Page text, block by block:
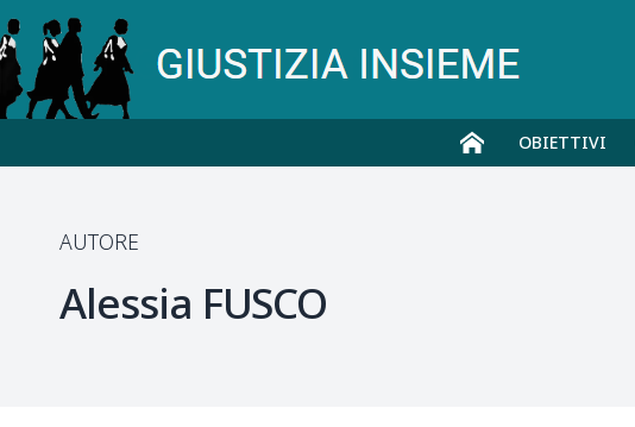
OBIETTIVI
AUTORE
Alessia FUSCO